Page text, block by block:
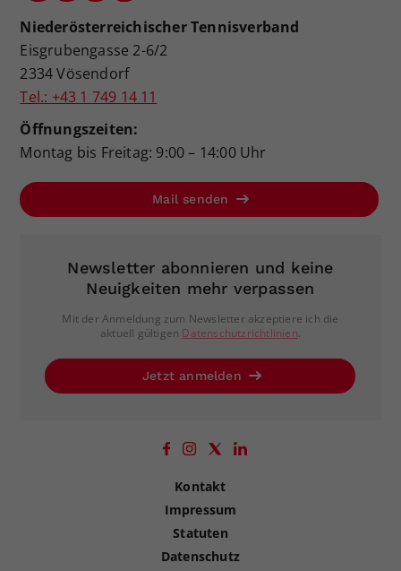
Niederösterreichischer Tennisverband
Eisgrubengasse 2-6/2
2334 Vösendorf
Tel.: +43 1 749 14 11
Öffnungszeiten:
Montag bis Freitag: 9:00 – 14:00 Uhr
Mail senden
Newsletter abonnieren und keine
Neuigkeiten mehr verpassen
Mit der Anmeldung zum Newsletter akzeptiere ich die
aktuell gültigen Datenschutzrichtlinien.
Jetzt anmelden
Kontakt
Impressum
Statuten
Datenschutz